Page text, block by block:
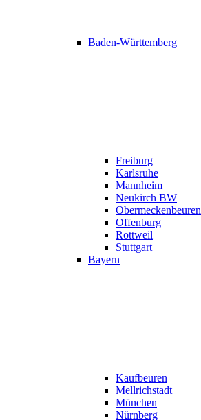
Baden-Württemberg
Freiburg
Karlsruhe
Mannheim
Neukirch BW
Obermeckenbeuren
Offenburg
Rottweil
Stuttgart
Bayern
Kaufbeuren
Mellrichstadt
München
Nürnberg